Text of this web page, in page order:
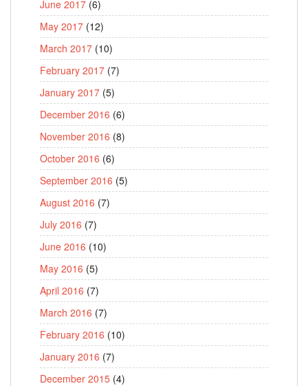
June 2017 (6)
May 2017 (12)
March 2017 (10)
February 2017 (7)
January 2017 (5)
December 2016 (6)
November 2016 (8)
October 2016 (6)
September 2016 (5)
August 2016 (7)
July 2016 (7)
June 2016 (10)
May 2016 (5)
April 2016 (7)
March 2016 (7)
February 2016 (10)
January 2016 (7)
December 2015 (4)